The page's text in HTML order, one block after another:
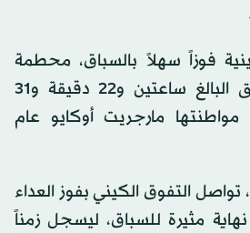
فوزاً سهلاً بالسباق، محطمة
الرقم القياسي السابق البالغ ساعتين و22 دقيقة و31
مواطنتها مارجريت أوكايو عام
التفوق الكيني بفوز العداء
مثيرة للسباق، ليسجل زمناً